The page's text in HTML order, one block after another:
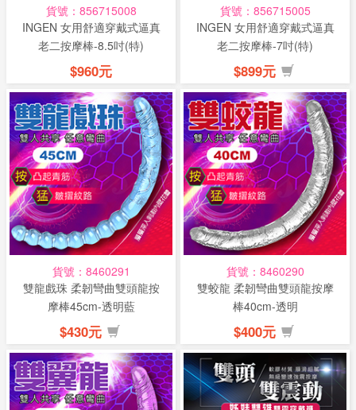
貨號：856715008
INGEN 女用舒適穿戴式逼真
老二按摩棒-8.5吋(特)
$960元
貨號：856715005
INGEN 女用舒適穿戴式逼真
老二按摩棒-7吋(特)
$899元
貨號：8460291
雙龍戲珠 柔韌彎曲雙頭龍按
摩棒45cm-透明藍
$430元
貨號：8460290
雙蛟龍 柔韌彎曲雙頭龍按摩
棒40cm-透明
$400元